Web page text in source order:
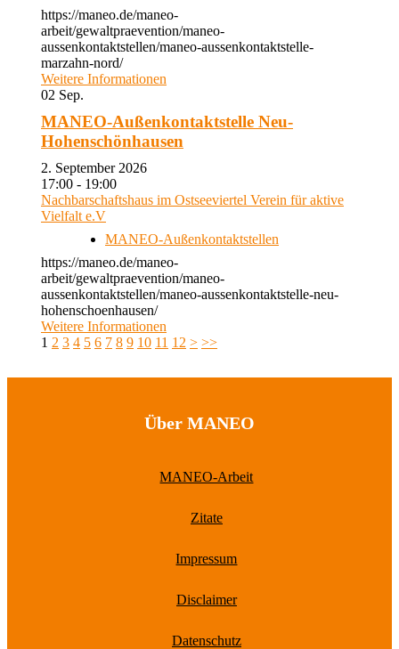
https://maneo.de/maneo-
arbeit/gewaltpraevention/maneo-
aussenkontaktstellen/maneo-aussenkontaktstelle-
marzahn-nord/
Weitere Informationen
02 Sep.
MANEO-Außenkontaktstelle Neu-
Hohenschönhausen
2. September 2026
17:00 - 19:00
Nachbarschaftshaus im Ostseeviertel Verein für aktive
Vielfalt e.V
MANEO-Außenkontaktstellen
https://maneo.de/maneo-
arbeit/gewaltpraevention/maneo-
aussenkontaktstellen/maneo-aussenkontaktstelle-neu-
hohenschoenhausen/
Weitere Informationen
1 2 3 4 5 6 7 8 9 10 11 12 > >>
Über MANEO
MANEO-Arbeit
Zitate
Impressum
Disclaimer
Datenschutz